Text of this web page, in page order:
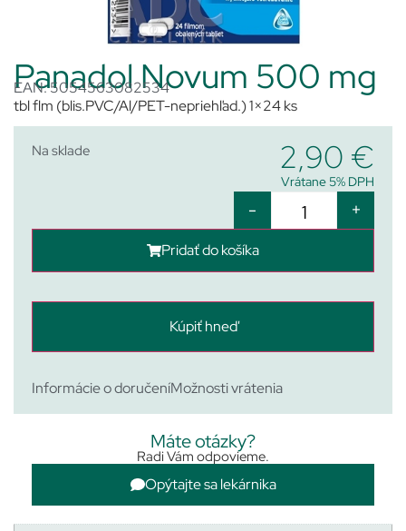
Panadol Novum 500 mg
EAN: 5054563082534
tbl flm (blis.PVC/Al/PET-nepriehľad.) 1×24 ks
Na sklade 2,90 €
Vrátane 5% DPH
- +
Pridať do košíka
Kúpiť hneď
Informácie o doručeníMožnosti vrátenia
Máte otázky?
Radi Vám odpovieme.
Opýtajte sa lekárnika